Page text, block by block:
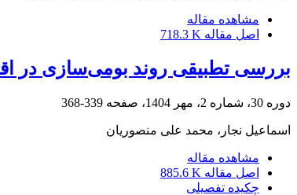
مشاهده مقاله
اصل مقاله 718.3 K
بررسی تطبیقی روند بومی‌سازی در
دوره 30، شماره 2، مهر 1404، صفحه 339-368
اسماعیل نجار، محمد علی منصوریان
مشاهده مقاله
اصل مقاله 885.6 K
چکیده تفصیلی